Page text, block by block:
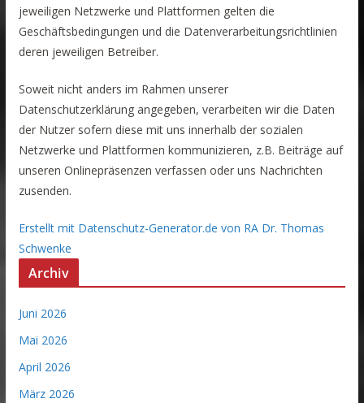
jeweiligen Netzwerke und Plattformen gelten die
Geschäftsbedingungen und die Datenverarbeitungsrichtlinien
deren jeweiligen Betreiber.
Soweit nicht anders im Rahmen unserer
Datenschutzerklärung angegeben, verarbeiten wir die Daten
der Nutzer sofern diese mit uns innerhalb der sozialen
Netzwerke und Plattformen kommunizieren, z.B. Beiträge auf
unseren Onlinepräsenzen verfassen oder uns Nachrichten
zusenden.
Erstellt mit Datenschutz-Generator.de von RA Dr. Thomas
Schwenke
Archiv
Juni 2026
Mai 2026
April 2026
März 2026